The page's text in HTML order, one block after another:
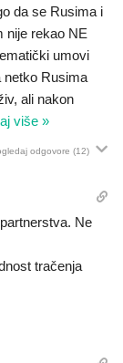
da se Rusima i
nije rekao NE
umovi
netko Rusima
ali nakon
više »
odgovore (12)
Ne
tračenja